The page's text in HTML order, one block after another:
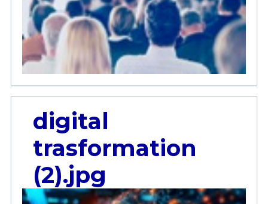
digital
trasformation
(2).jpg